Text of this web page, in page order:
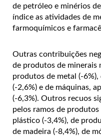
de petróleo e minérios
índice as atividades de
farmoquímicos e
Outras contribuições
de produtos de minerais
produtos de metal (-
(-2,6%) e de máquinas,
(-6,3%). Outros recuos
pelos ramos de produtos
plástico (-3,4%), de
de madeira (-8,4%), de